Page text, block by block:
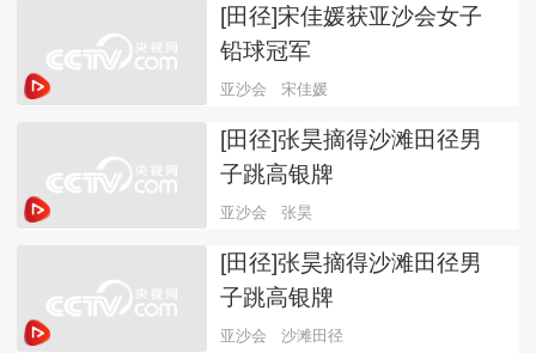
[田径]宋佳媛获亚沙会女子
铅球冠军
亚沙会 宋佳媛
[田径]张昊摘得沙滩田径男
子跳高银牌
亚沙会 张昊
[田径]张昊摘得沙滩田径男
子跳高银牌
亚沙会 沙滩田径